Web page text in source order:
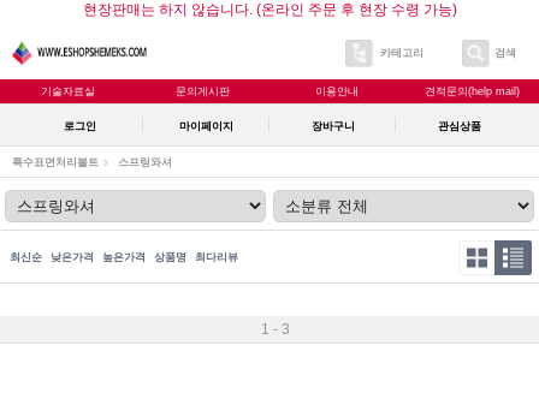
현장판매는 하지 않습니다. (온라인 주문 후 현장 수령 가능)
카테고리 검색
기술자료실 문의게시판 이용안내 견적문의(help mail)
로그인 마이페이지 장바구니 관심상품
특수표면처리볼트 스프링와셔
최신순 낮은가격 높은가격 상품명 최다리뷰
1 - 3